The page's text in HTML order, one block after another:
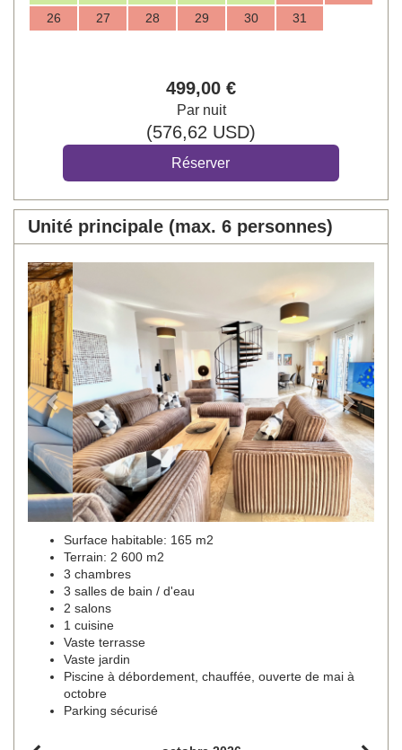
26
27 28 29 30 31
499,00 €
Par nuit
(576,62 USD)
Unité principale (max. 6 personnes)
Previous
Surface habitable: 165 m2
Terrain: 2 600 m2
3 chambres
3 salles de bain / d'eau
2 salons
1 cuisine
Vaste terrasse
Vaste jardin
Piscine à débordement, chauffée, ouverte de mai à
octobre
Parking sécurisé